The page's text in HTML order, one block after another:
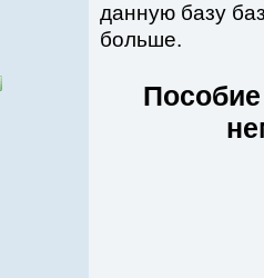
данную базу
больше.